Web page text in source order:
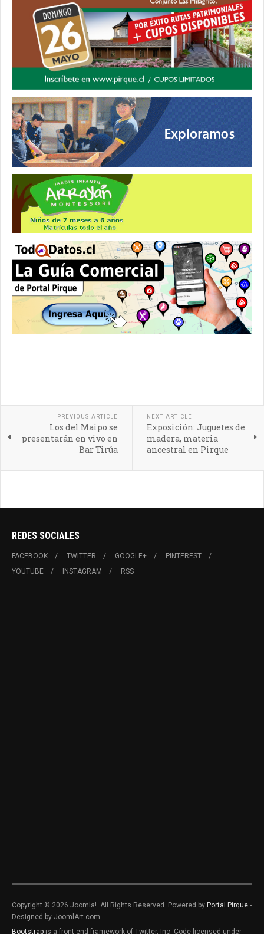
PREVIOUS ARTICLE
Los del Maipo se
presentarán en vivo en
Bar Tirúa
NEXT ARTICLE
Exposición: Juguetes de
madera, materia
ancestral en Pirque
REDES SOCIALES
FACEBOOK TWITTER GOOGLE+
PINTEREST
YOUTUBE
INSTAGRAM RSS
Copyright © 2026 Joomla!. All Rights Reserved. Powered by Portal Pirque -
Designed by JoomlArt.com.
Bootstrap is a front-end framework of Twitter, Inc. Code licensed under